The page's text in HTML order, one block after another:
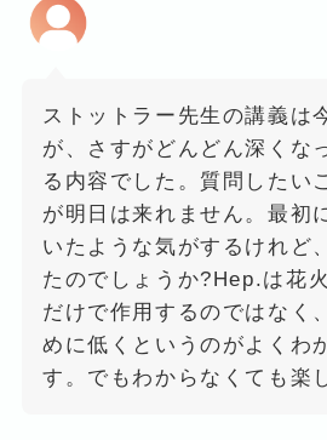
ストットラー先生の講義は
が、さすがどんどん深くな
る内容でした。質問したい
が明日は来れません。最初
いたような気がするけれど
たのでしょうか?Hep.は花
だけで作用するのではなく
めに低くというのがよくわ
す。でもわからなくても楽